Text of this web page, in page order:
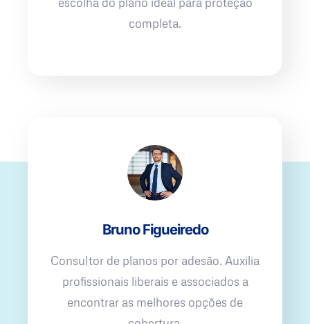
completa.
Bruno Figueiredo
Consultor de planos por adesão. Auxilia
profissionais liberais e associados a
encontrar as melhores opções de